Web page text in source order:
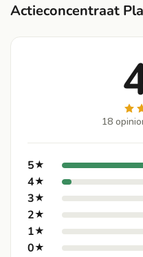
Actieconcentraat
18
5★
4★
3★
2★
1★
0★